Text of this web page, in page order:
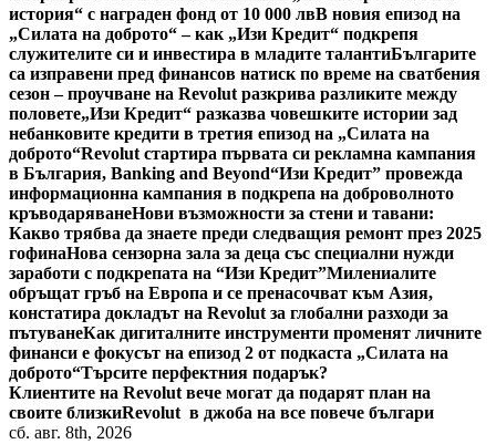
история“ с награден фонд от 10 000 лвВ новия епизод на
„Силата на доброто“ – как „Изи Кредит“ подкрепя
служителите си и инвестира в младите талантиБългарите
са изправени пред финансов натиск по време на сватбения
сезон – проучване на Revolut разкрива разликите между
половете„Изи Кредит“ разказва човешките истории зад
небанковите кредити в третия епизод на „Силата на
доброто“Revolut стартира първата си рекламна кампания
в България, Banking and Beyond“Изи Кредит” провежда
информационна кампания в подкрепа на доброволното
кръводаряванеНови възможности за стени и тавани:
Какво трябва да знаете преди следващия ремонт през 2025
гофинаНова сензорна зала за деца със специални нужди
заработи с подкрепата на “Изи Кредит”Милениалите
обръщат гръб на Европа и се пренасочват към Азия,
констатира докладът на Revolut за глобални разходи за
пътуванеКак дигиталните инструменти променят личните
финанси е фокусът на епизод 2 от подкаста „Силата на
доброто“Търсите перфектния подарък?
Клиентите на Revolut вече могат да подарят план на
своите близкиRevolut в джоба на все повече българи
сб. авг. 8th, 2026